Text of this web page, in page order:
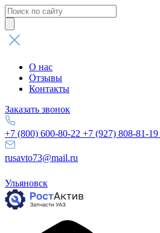
Поиск
товаров
О нас
Отзывы
Контакты
Заказать звонок
+7 (800) 600-80-22 +7 (927) 808-81-19
rusavto73@mail.ru
Ульяновск